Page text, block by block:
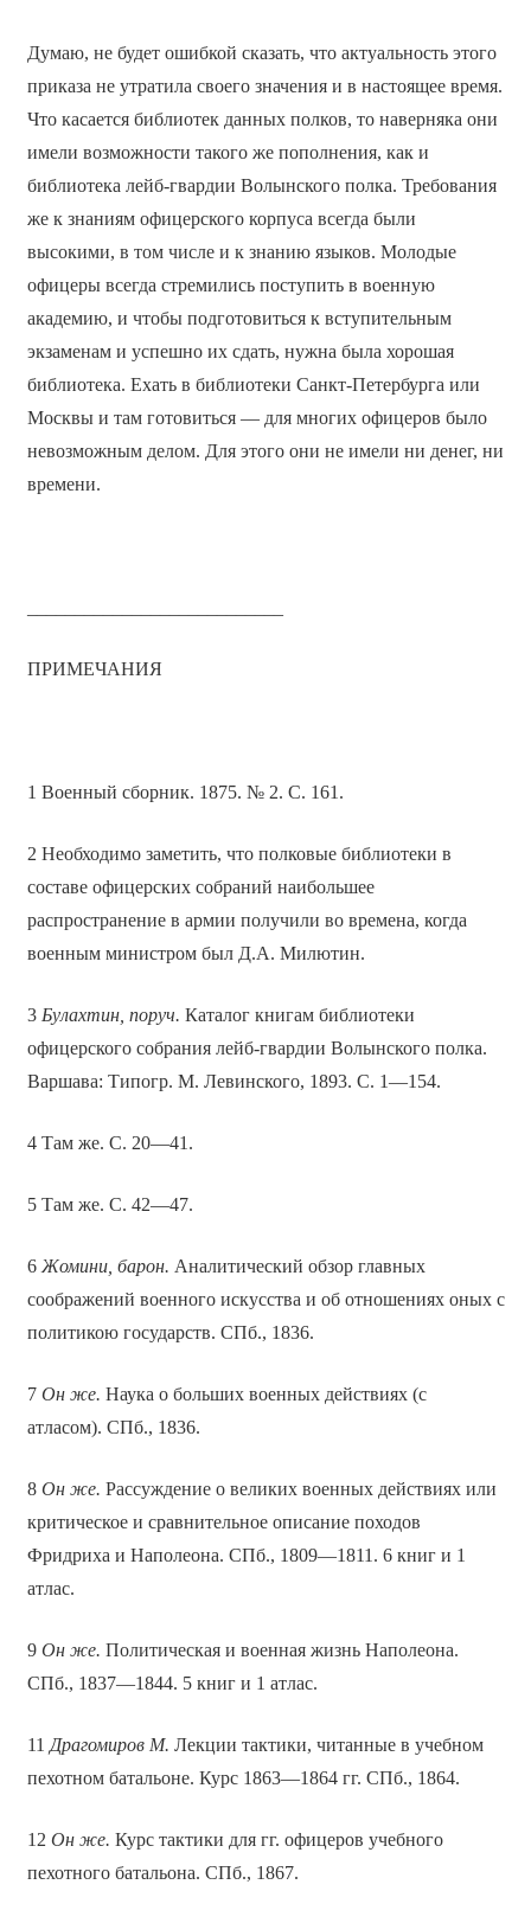
Думаю, не будет ошибкой сказать, что актуальность этого
приказа не утратила своего значения и в настоящее время.
Что касается библиотек данных полков, то наверняка они
имели возможности такого же пополнения, как и
библиотека лейб-гвардии Волынского полка. Требования
же к знаниям офицерского корпуса всегда были
высокими, в том числе и к знанию языков. Молодые
офицеры всегда стремились поступить в военную
академию, и чтобы подготовиться к вступительным
экзаменам и успешно их сдать, нужна была хорошая
библиотека. Ехать в библиотеки Санкт-Петербурга или
Москвы и там готовиться — для многих офицеров было
невозможным делом. Для этого они не имели ни денег, ни
времени.
ПРИМЕЧАНИЯ
1 Военный сборник. 1875. № 2. С. 161.
2 Необходимо заметить, что полковые библиотеки в
составе офицерских собраний наибольшее
распространение в армии получили во времена, когда
военным министром был Д.А. Милютин.
3 Булахтин, поруч. Каталог книгам библиотеки
офицерского собрания лейб-гвардии Волынского полка.
Варшава: Типогр. М. Левинского, 1893. С. 1—154.
4 Там же. С. 20—41.
5 Там же. С. 42—47.
6 Жомини, барон. Аналитический обзор главных
соображений военного искусства и об отношениях оных с
политикою государств. СПб., 1836.
7 Он же. Наука о больших военных действиях (с
атласом). СПб., 1836.
8 Он же. Рассуждение о великих военных действиях или
критическое и сравнительное описание походов
Фридриха и Наполеона. СПб., 1809—1811. 6 книг и 1
атлас.
9 Он же. Политическая и военная жизнь Наполеона.
СПб., 1837—1844. 5 книг и 1 атлас.
11 Драгомиров М. Лекции тактики, читанные в учебном
пехотном батальоне. Курс 1863—1864 гг. СПб., 1864.
12 Он же. Курс тактики для гг. офицеров учебного
пехотного батальона. СПб., 1867.